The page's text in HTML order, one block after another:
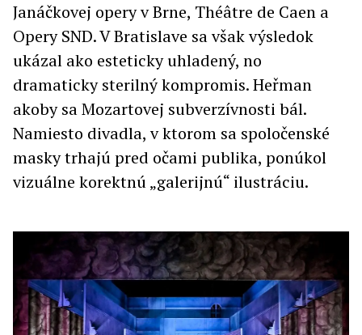
Janáčkovej opery v Brne, Théâtre de Caen a
Opery SND. V Bratislave sa však výsledok
ukázal ako esteticky uhladený, no
dramaticky sterilný kompromis. Heřman
akoby sa Mozartovej subverzívnosti bál.
Namiesto divadla, v ktorom sa spoločenské
masky trhajú pred očami publika, ponúkol
vizuálne korektnú „galerijnú“ ilustráciu.